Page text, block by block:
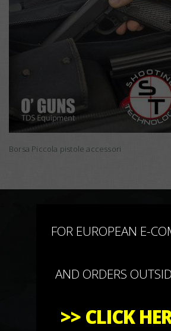
Borsa Piccola pistole accessori
FOR EUROPEAN E-
AND ORDERS
>> CLICK